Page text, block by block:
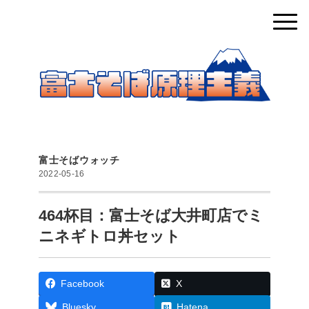
富士そばウォッチ
2022-05-16
464杯目：富士そば大井町店でミ
ニネギトロ丼セット
Facebook X